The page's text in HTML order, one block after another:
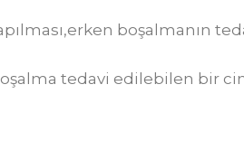
boşalmanın
tedavi edilebilen bir